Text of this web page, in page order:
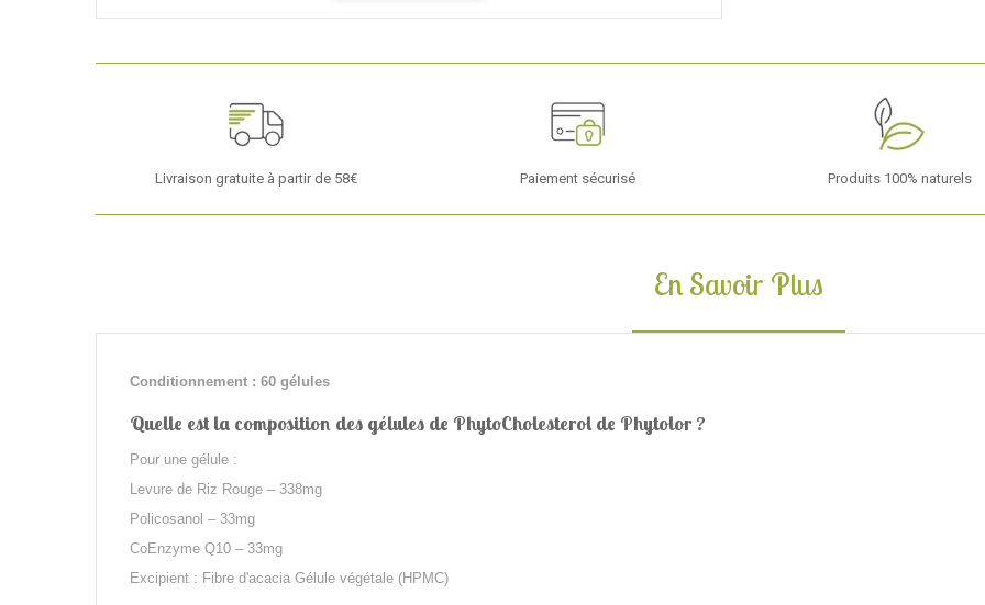
Livraison gratuite à partir de 58€ Paiement sécurisé Produits 100% naturels
En Savoir Plus
Conditionnement : 60 gélules
Quelle est la composition des gélules de PhytoCholesterol de Phytolor ?
Pour une gélule :
Levure de Riz Rouge – 338mg
Policosanol – 33mg
CoEnzyme Q10 – 33mg
Excipient : Fibre d'acacia Gélule végétale (HPMC)